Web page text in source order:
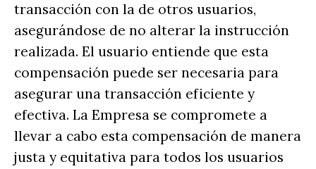
transacción con la de otros usuarios,
asegurándose de no alterar la instrucción
realizada. El usuario entiende que esta
compensación puede ser necesaria para
asegurar una transacción eficiente y
efectiva. La Empresa se compromete a
llevar a cabo esta compensación de manera
justa y equitativa para todos los usuarios